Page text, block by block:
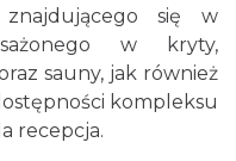
znajdującego się w
w kryty,
sauny, jak również
kompleksu
recepcja.